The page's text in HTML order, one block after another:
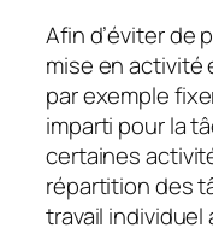
Afin d’éviter de
mise en
par exemple
imparti pour la
certaines
répartition des
travail individuel